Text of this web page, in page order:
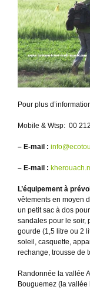
Pour plus
Mobile & Wtsp: 00
– E-mail :
– E-mail :
L’équipement à
vêtements en moyen
un petit sac à dos
sandales pour le soir,
gourde (1,5 litre ou 2
soleil, casquette,
rechange, trousse de
Randonnée la vallée
Bouguemez (la